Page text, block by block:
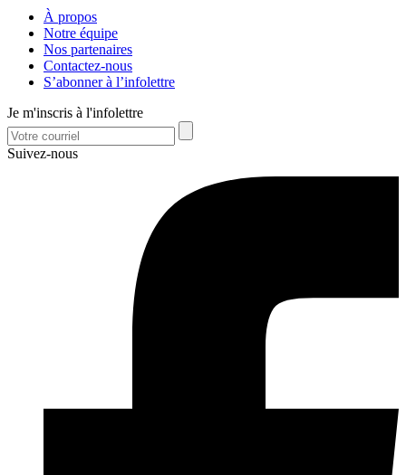
À propos
Notre équipe
Nos partenaires
Contactez-nous
S’abonner à l’infolettre
Je m'inscris à l'infolettre
Suivez-nous